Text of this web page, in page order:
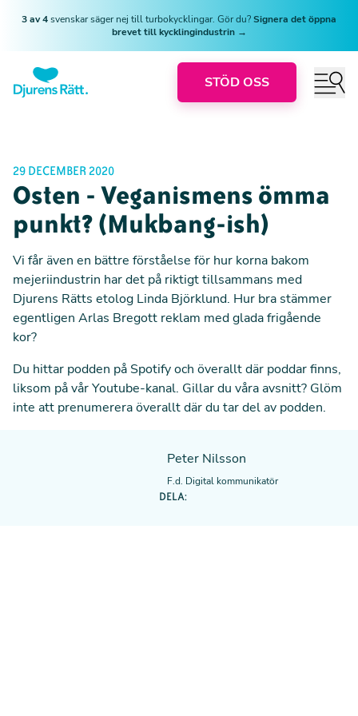
3 av 4svenskar säger nej till turbokycklingar. Gör du?Signera det öppna
brevet till kycklingindustrin →
STÖD OSS
29 DECEMBER 2020
Osten - Veganismens ömma
punkt? (Mukbang-ish)
Vi får även en bättre förståelse för hur korna bakom
mejeriindustrin har det på riktigt tillsammans med
Djurens Rätts etolog Linda Björklund. Hur bra stämmer
egentligen Arlas Bregott reklam med glada frigående
kor?
Du hittar podden på Spotifyoch överallt där poddar finns,
liksom på vår Youtube-kanal. Gillar du våra avsnitt? Glöm
inte att prenumerera överallt där du tar del av podden.
Peter Nilsson
F.d. Digital kommunikatör
DELA: